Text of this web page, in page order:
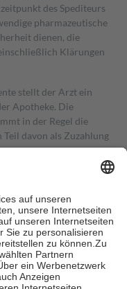
des Spediteurs
pharmazeutische
dienen, die
Klärungen
stellt der Arzt ein
Apotheke. Die
in der Regel die
davon als Zuzahlung
in Höhe von zehn
als die tatsächlichen
Online-Apotheken.
beträgt die
zehn Euro je
eigene Gesundheit zu